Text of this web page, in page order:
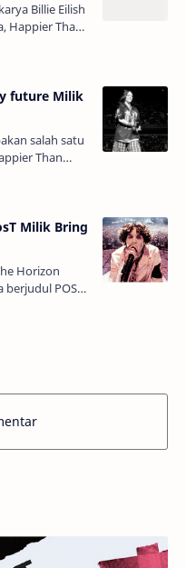
Billie Eilish
Happier Than
dengan se…
future Milik
salah satu
Than
kehangatan
perj…
Milik Bring
Horizon
POST
sekadar lagu
juga …